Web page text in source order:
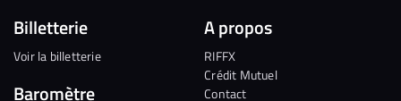
Billetterie
Voir la billetterie
Baromètre
A propos
RIFFX
Crédit Mutuel
Contact